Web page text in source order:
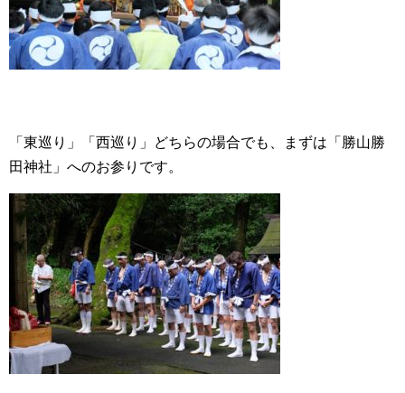
「東巡り」「西巡り」どちらの場合でも、まずは「勝山勝
田神社」へのお参りです。